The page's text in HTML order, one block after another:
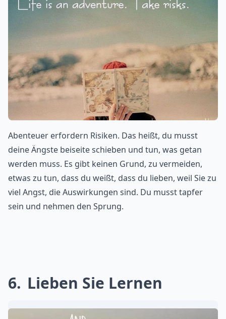
Abenteuer erfordern Risiken. Das heißt, du musst
deine Ängste beiseite schieben und tun, was getan
werden muss. Es gibt keinen Grund, zu vermeiden,
etwas zu tun, dass du weißt, dass du lieben, weil Sie zu
viel Angst, die Auswirkungen sind. Du musst tapfer
sein und nehmen den Sprung.
6 Lieben Sie Lernen